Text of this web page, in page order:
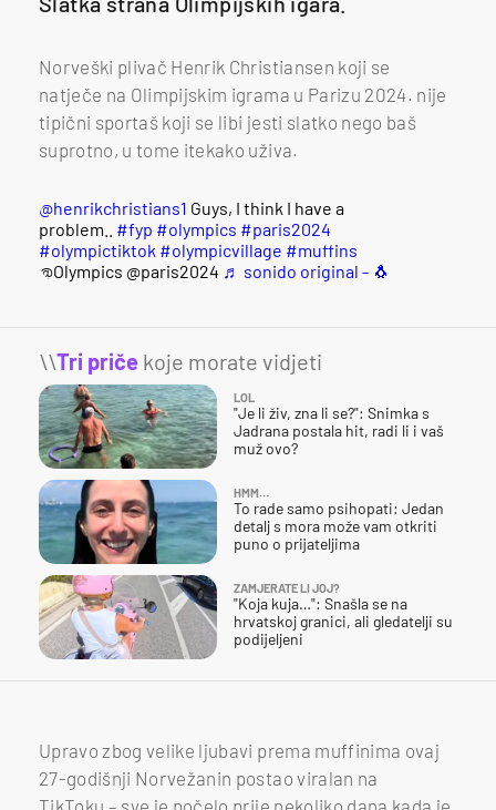
Norveški plivač Henrik Christiansen koji se
natječe na Olimpijskim igrama u Parizu 2024. nije
tipični sportaš koji se libi jesti slatko nego baš
suprotno, u tome itekako uživa.
@henrikchristians1 Guys, I think I have a
problem.. #fyp #olympics #paris2024
#olympictiktok #olympicvillage #muffins
@Olympics @paris2024 ♬ sonido original - 🐧
\\Tri priče koje morate vidjeti
LOL
"Je li živ, zna li se?": Snimka s
Jadrana postala hit, radi li i vaš
muž ovo?
HMM…
To rade samo psihopati: Jedan
detalj s mora može vam otkriti
puno o prijateljima
ZAMJERATE LI JOJ?
"Koja kuja…": Snašla se na
hrvatskoj granici, ali gledatelji su
podijeljeni
Upravo zbog velike ljubavi prema muffinima ovaj
27-godišnji Norvežanin postao viralan na
TikToku – sve je počelo prije nekoliko dana kada je